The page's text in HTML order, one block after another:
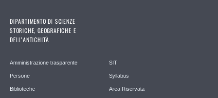
DIPARTIMENTO DI SCIENZE
STORICHE, GEOGRAFICHE E
DELL’ANTICHITÀ
Amministrazione trasparente
Persone
Biblioteche
SIT
Syllabus
Area Riservata